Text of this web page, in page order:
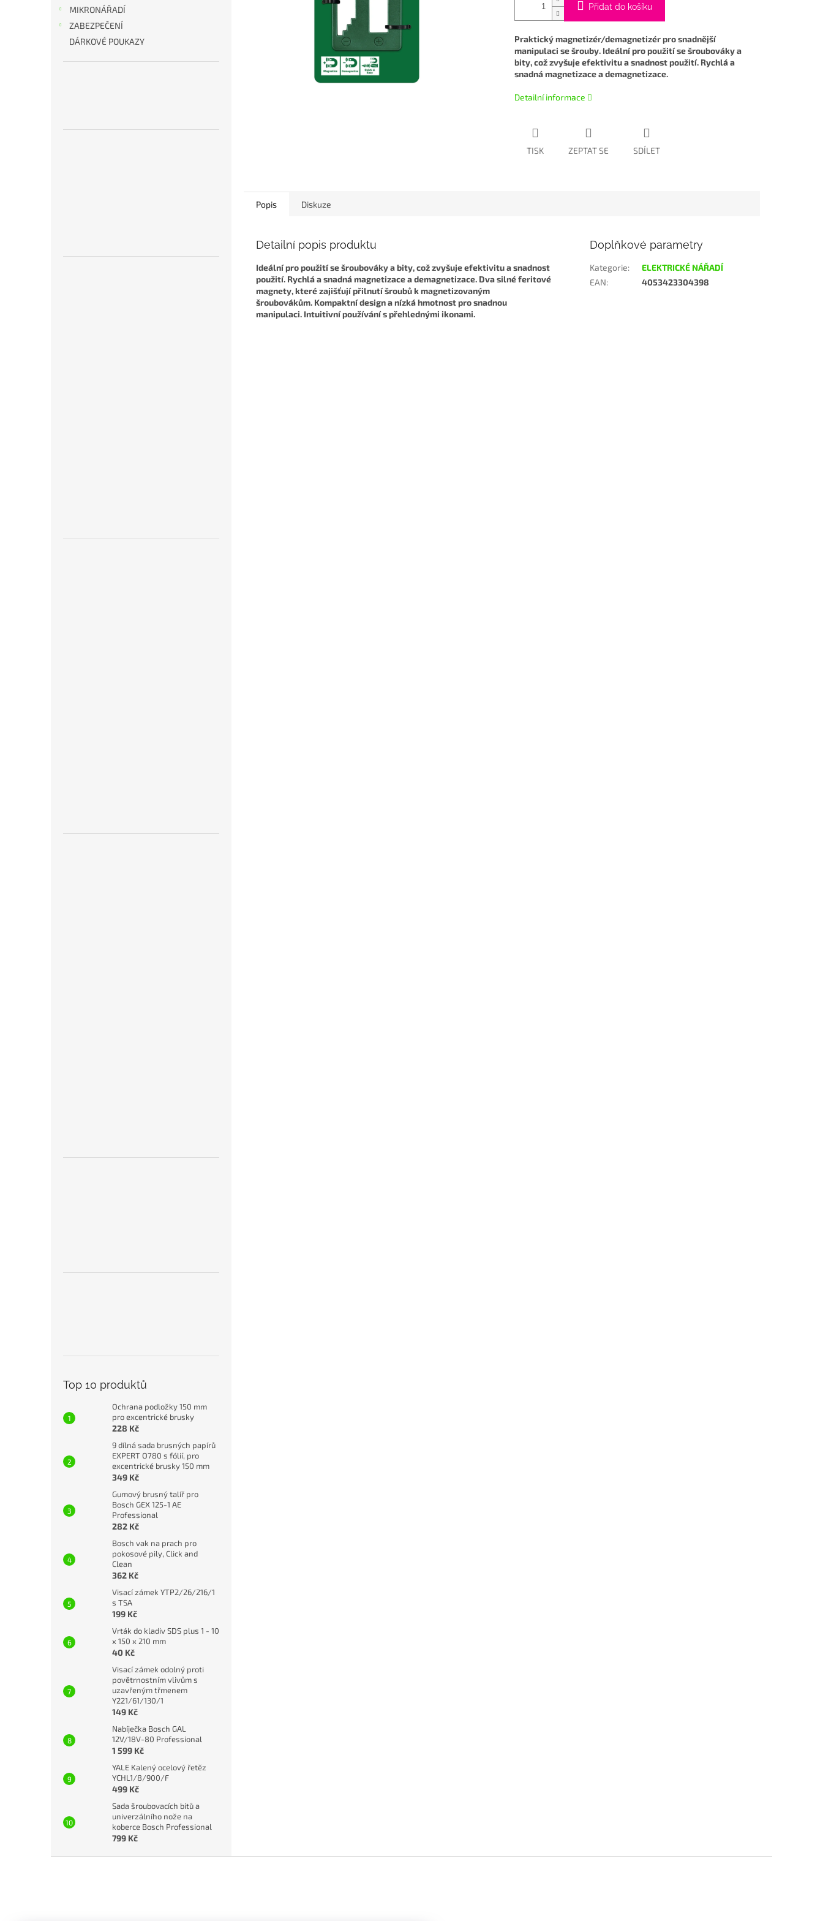
MIKRONÁŘADÍ
ZABEZPEČENÍ
DÁRKOVÉ POUKAZY
Top 10 produktů
Ochrana podložky 150 mm
pro excentrické brusky
228 Kč
9 dílná sada brusných papírů
EXPERT O780 s fólií, pro
excentrické brusky 150 mm
349 Kč
Gumový brusný talíř pro
Bosch GEX 125-1 AE
Professional
282 Kč
Bosch vak na prach pro
pokosové pily, Click and
Clean
362 Kč
Visací zámek YTP2/26/216/1
s TSA
199 Kč
Vrták do kladiv SDS plus 1 - 10
x 150 x 210 mm
40 Kč
Visací zámek odolný proti
povětrnostním vlivům s
uzavřeným třmenem
Y221/61/130/1
149 Kč
Nabíječka Bosch GAL
12V/18V-80 Professional
1 599 Kč
YALE Kalený ocelový řetěz
YCHL1/8/900/F
499 Kč
Sada šroubovacích bitů a
univerzálního nože na
koberce Bosch Professional
799 Kč
Přidat do košíku
Praktický magnetizér/demagnetizér pro snadnější
manipulaci se šrouby. Ideální pro použití se šroubováky a
bity, což zvyšuje efektivitu a snadnost použití. Rychlá a
snadná magnetizace a demagnetizace.
Detailní informace
TISK ZEPTAT SE SDÍLET
Popis Diskuze
Detailní popis produktu
Ideální pro použití se šroubováky a bity, což zvyšuje efektivitu a snadnost
použití. Rychlá a snadná magnetizace a demagnetizace. Dva silné feritové
magnety, které zajišťují přilnutí šroubů k magnetizovaným
šroubovákům. Kompaktní design a nízká hmotnost pro snadnou
manipulaci. Intuitivní používání s přehlednými ikonami.
Doplňkové parametry
Kategorie:
ELEKTRICKÉ NÁŘADÍ
EAN: 4053423304398